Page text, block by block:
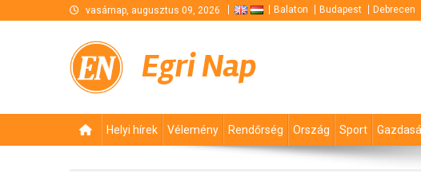
vasárnap, augusztus 09, 2026 Balaton Budapest Debrecen
Egri Nap
Helyi hírek Vélemény Rendőrség Ország Sport